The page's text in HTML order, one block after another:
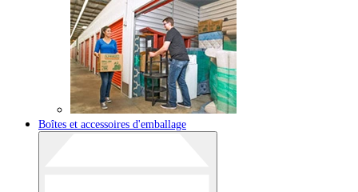
Boîtes et accessoires d'emballage